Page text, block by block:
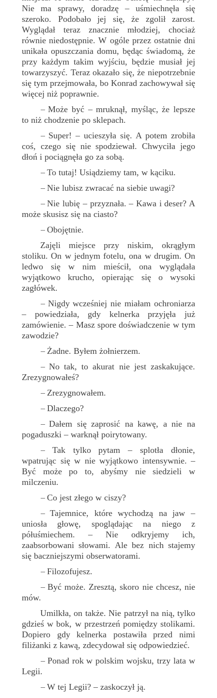
Nie ma sprawy, doradzę – uśmiechnęła się
szeroko. Podobało jej się, że zgolił zarost.
Wyglądał teraz znacznie młodziej, chociaż
równie niedostępnie. W ogóle przez ostatnie dni
unikała opuszczania domu, będąc świadomą, że
przy każdym takim wyjściu, będzie musiał jej
towarzyszyć. Teraz okazało się, że niepotrzebnie
się tym przejmowała, bo Konrad zachowywał się
więcej niż poprawnie.
–Może być – mruknął, myśląc, że lepsze
to niż chodzenie po sklepach.
– Super! – ucieszyła się. A potem zrobiła
coś, czego się nie spodziewał. Chwyciła jego
dłoń i pociągnęła go za sobą.
– To tutaj! Usiądziemy tam, w kąciku.
– Nie lubisz zwracać na siebie uwagi?
–Nie lubię – przyznała. – Kawa i deser? A
może skusisz się na ciasto?
– Obojętnie.
Zajęli miejsce przy niskim, okrągłym
stoliku. On w jednym fotelu, ona w drugim. On
ledwo się w nim mieścił, ona wyglądała
wyjątkowo krucho, opierając się o wysoki
zagłówek.
– Nigdy wcześniej nie miałam ochroniarza
– powiedziała, gdy kelnerka przyjęła już
zamówienie. – Masz spore doświadczenie w tym
zawodzie?
– Żadne. Byłem żołnierzem.
– No tak, to akurat nie jest zaskakujące.
Zrezygnowałeś?
– Zrezygnowałem.
– Dlaczego?
–Dałem się zaprosić na kawę, a nie na
pogaduszki – warknął poirytowany.
– Tak tylko pytam – splotła dłonie,
wpatrując się w nie wyjątkowo intensywnie. –
Być może po to, abyśmy nie siedzieli w
milczeniu.
– Co jest złego w ciszy?
–Tajemnice, które wychodzą na jaw –
uniosła głowę, spoglądając na niego z
półuśmiechem. – Nie odkryjemy ich,
zaabsorbowani słowami. Ale bez nich stajemy
się baczniejszymi obserwatorami.
– Filozofujesz.
– Być może. Zresztą, skoro nie chcesz, nie
mów.
Umilkła, on także. Nie patrzył na nią, tylko
gdzieś w bok, w przestrzeń pomiędzy stolikami.
Dopiero gdy kelnerka postawiła przed nimi
filiżanki z kawą, zdecydował się odpowiedzieć.
– Ponad rok w polskim wojsku, trzy lata w
Legii.
– W tej Legii? – zaskoczył ją.